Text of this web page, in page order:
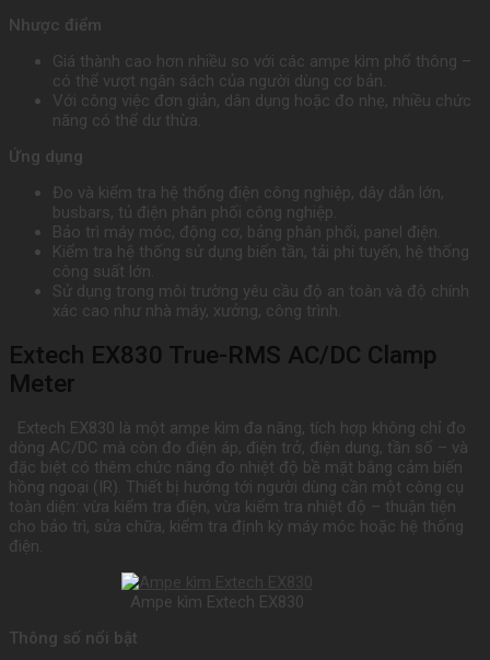
Nhược điểm
Giá thành cao hơn nhiều so với các ampe kìm phổ thông –
có thể vượt ngân sách của người dùng cơ bản.
Với công việc đơn giản, dân dụng hoặc đo nhẹ, nhiều chức
năng có thể dư thừa.
Ứng dụng
Đo và kiểm tra hệ thống điện công nghiệp, dây dẫn lớn,
busbars, tủ điện phân phối công nghiệp.
Bảo trì máy móc, động cơ, bảng phân phối, panel điện.
Kiểm tra hệ thống sử dụng biến tần, tải phi tuyến, hệ thống
công suất lớn.
Sử dụng trong môi trường yêu cầu độ an toàn và độ chính
xác cao như nhà máy, xưởng, công trình.
Extech EX830 True-RMS AC/DC Clamp
Meter
Extech EX830 là một ampe kìm đa năng, tích hợp không chỉ đo
dòng AC/DC mà còn đo điện áp, điện trở, điện dung, tần số – và
đặc biệt có thêm chức năng đo nhiệt độ bề mặt bằng cảm biến
hồng ngoại (IR). Thiết bị hướng tới người dùng cần một công cụ
toàn diện: vừa kiểm tra điện, vừa kiểm tra nhiệt độ – thuận tiện
cho bảo trì, sửa chữa, kiểm tra định kỳ máy móc hoặc hệ thống
điện.
Ampe kìm Extech EX830
Thông số nổi bật